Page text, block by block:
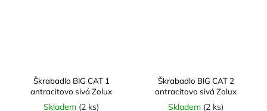
Škrabadlo BIG CAT 1
antracitovo sivá Zolux
Skladem (2 ks)
Škrabadlo BIG CAT 2
antracitovo sivá Zolux
Skladem (2 ks)